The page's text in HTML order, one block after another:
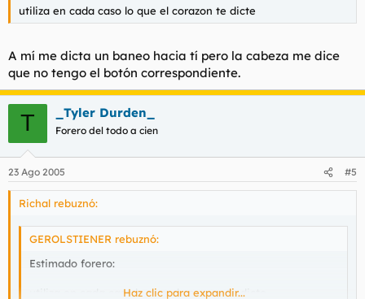
utiliza en cada caso lo que el corazon te dicte
A mí me dicta un baneo hacia tí pero la cabeza me dice
que no tengo el botón correspondiente.
T _Tyler Durden_
Forero del todo a cien
23 Ago 2005 #5
Richal rebuznó:
GEROLSTIENER rebuznó:
Estimado forero:
utiliza en cada caso lo que el corazon te dicte
Haz clic para expandir...